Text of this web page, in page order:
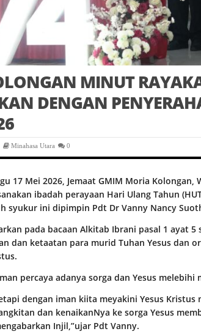
MINUT
DENGAN
Minahasa Utara 0
17 Mei 2026, Jemaat GMIM Moria Kolongan,
ibadah perayaan Hari Ulang Tahun
syukur ini dipimpin Pdt Dr Vanny Nancy
pada bacaan Alkitab Ibrani pasal 1 ayat 5
dan ketaatan para murid Tuhan Yesus dan
percaya adanya sorga dan Yesus melebihi
dengan iman kiita meyakini Yesus Kristus
dan kenaikanNya ke sorga Yesus
Injil,”ujar Pdt Vanny.